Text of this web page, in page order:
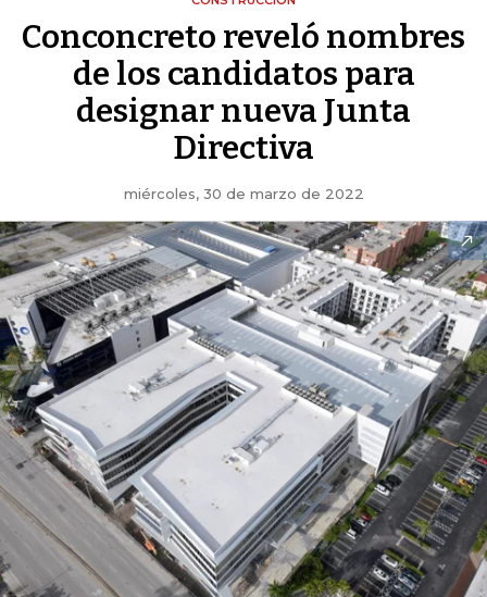
Conconcreto reveló nombres
de los candidatos para
designar nueva Junta
Directiva
miércoles, 30 de marzo de 2022